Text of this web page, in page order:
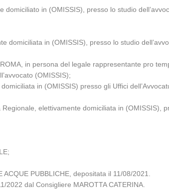
in (OMISSIS), presso lo studio
domiciliata in (OMISSIS), presso lo studio
in persona del legale rappresentante pro
(OMISSIS);
in (OMISSIS) presso gli Uffici
elettivamente domiciliata in (OMISSIS),
PUBBLICHE, depositata il 11/08/2021.
dal Consigliere MAROTTA CATERINA.